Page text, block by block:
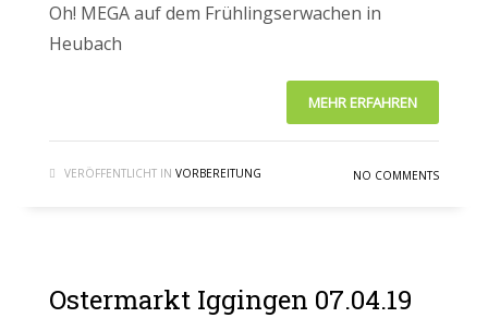
Oh! MEGA auf dem Frühlingserwachen in
Heubach
MEHR ERFAHREN
VERÖFFENTLICHT IN VORBEREITUNG NO COMMENTS
Ostermarkt Iggingen 07.04.19